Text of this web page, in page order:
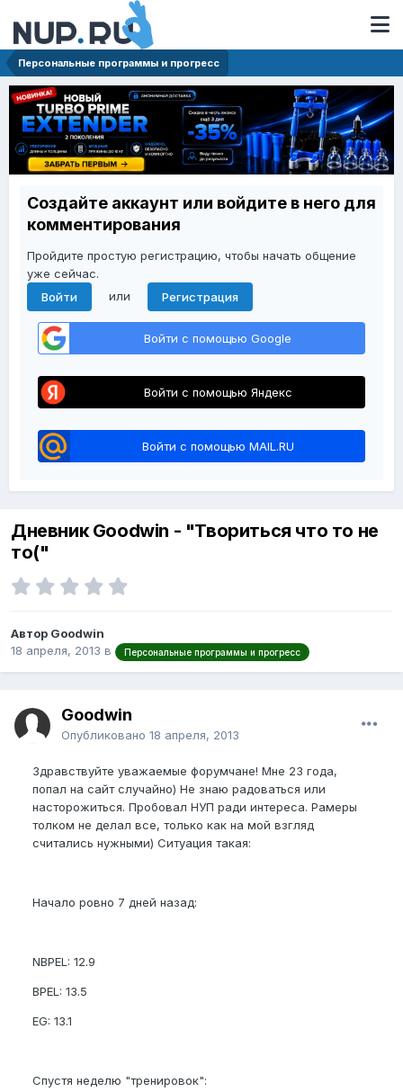
Персональные программы и прогресс
Создайте аккаунт или войдите в него для
комментирования
Пройдите простую регистрацию, чтобы начать общение
уже сейчас.
Войти
или Регистрация
Войти с помощью Google
Войти с помощью Яндекс
Войти с помощью MAIL.RU
Дневник Goodwin - "Твориться что то не
то("
Автор Goodwin
18 апреля, 2013 в Персональные программы и прогресс
Goodwin
Опубликовано 18 апреля, 2013
Здравствуйте уважаемые форумчане! Мне 23 года,
попал на сайт случайно) Не знаю радоваться или
насторожиться. Пробовал НУП ради интереса. Рамеры
толком не делал все, только как на мой взгляд
считались нужными) Ситуация такая:
Начало ровно 7 дней назад:
NBPEL: 12.9
BPEL: 13.5
EG: 13.1
Спустя неделю "тренировок":